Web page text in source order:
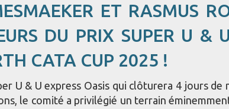
ET RASMUS
DU PRIX SUPER U &
CATA CUP 2025 !
U & U express Oasis qui clôturera 4 jours de
le comité a privilégié un terrain